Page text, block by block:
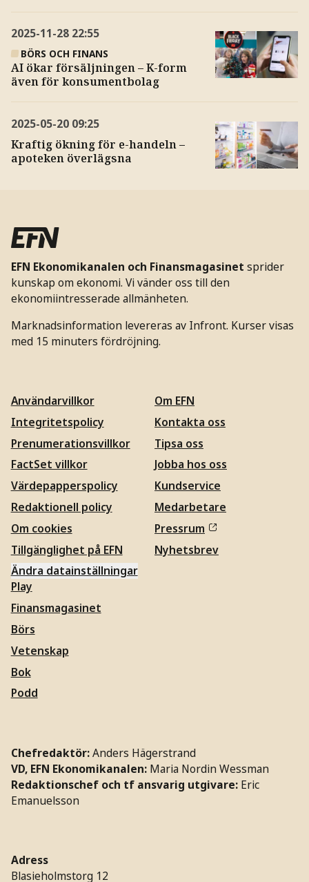
2025-11-28 22:55
BÖRS OCH FINANS
AI ökar försäljningen – K-form
även för konsumentbolag
2025-05-20 09:25
Kraftig ökning för e-handeln –
apoteken överlägsna
EFN Ekonomikanalen och Finansmagasinet sprider
kunskap om ekonomi. Vi vänder oss till den
ekonomiintresserade allmänheten.
Marknadsinformation levereras av Infront. Kurser visas
med 15 minuters fördröjning.
Användarvillkor
Integritetspolicy
Prenumerationsvillkor
FactSet villkor
Värdepapperspolicy
Redaktionell policy
Om cookies
Tillgänglighet på EFN
Ändra datainställningar
Om EFN
Kontakta oss
Tipsa oss
Jobba hos oss
Kundservice
Medarbetare
Pressrum
Nyhetsbrev
Play
Finansmagasinet
Börs
Vetenskap
Bok
Podd
Chefredaktör:Anders Hägerstrand
VD, EFN Ekonomikanalen: Maria Nordin Wessman
Redaktionschef och tf ansvarig utgivare: Eric
Emanuelsson
Adress
Blasieholmstorg 12